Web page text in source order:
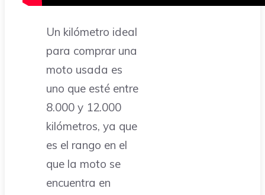
Un kilómetro ideal
para comprar una
moto usada es
uno que esté entre
8.000 y 12.000
kilómetros, ya que
es el rango en el
que la moto se
encuentra en